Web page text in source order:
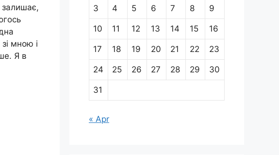
залишає,
мною і
Я в
3 4 5 6 7 8 9
10 11 12 13 14 15 16
17 18 19 20 21 22 23
24 25 26 27 28 29 30
31
« Apr